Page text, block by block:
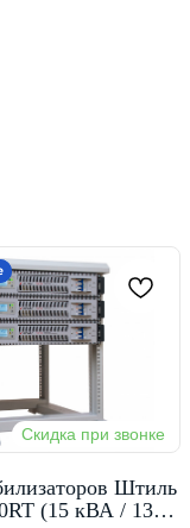
Штиль
(15 кВА / 13,5